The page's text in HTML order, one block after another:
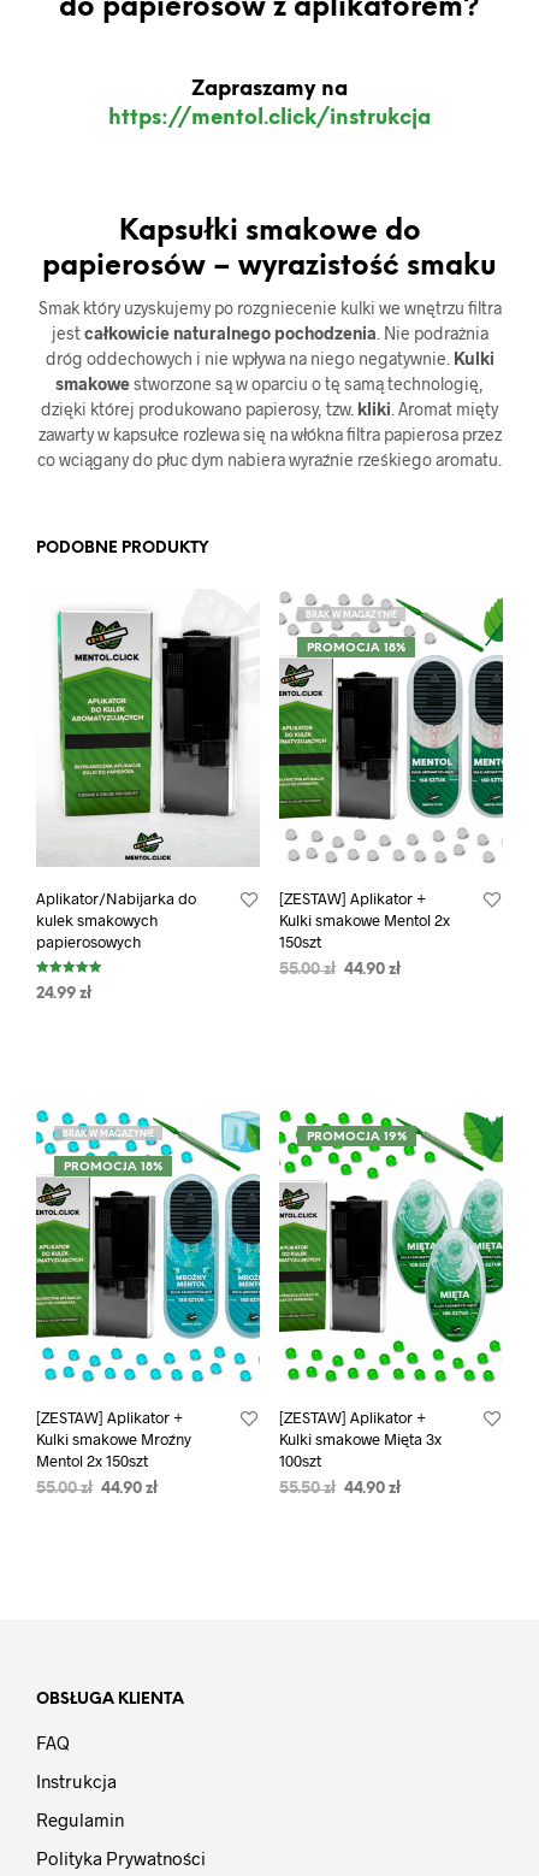
do papierosów z aplikatorem?
Zapraszamy na
https://mentol.click/instrukcja
Kapsułki smakowe do
papierosów – wyrazistość smaku
Smak który uzyskujemy po rozgniecenie kulki we wnętrzu filtra
jestcałkowicie naturalnego pochodzenia . Nie podrażnia
dróg oddechowych i nie wpływa na niego negatywnie. Kulki
smakowestworzone są w oparciu o tę samą technologię,
dzięki której produkowano papierosy, tzw. kliki . Aromat mięty
zawarty w kapsułce rozlewa się na włókna filtra papierosa przez
co wciągany do płuc dym nabiera wyraźnie rześkiego aromatu.
PODOBNE PRODUKTY
Aplikator/Nabijarka do
kulek smakowych
papierosowych
Oceniono
5.00
24.99 zł
BRAK W MAGAZYNIE
PROMOCJA 18%
[ZESTAW] Aplikator +
Kulki smakowe Mentol 2x
150szt
55.00zł 44.90 zł
BRAK W MAGAZYNIE
PROMOCJA 18%
[ZESTAW] Aplikator +
Kulki smakowe Mroźny
Mentol 2x 150szt
55.00zł 44.90 zł
PROMOCJA 19%
[ZESTAW] Aplikator +
Kulki smakowe Mięta 3x
100szt
55.50zł 44.90 zł
OBSŁUGA KLIENTA
FAQ
Instrukcja
Regulamin
Polityka Prywatności